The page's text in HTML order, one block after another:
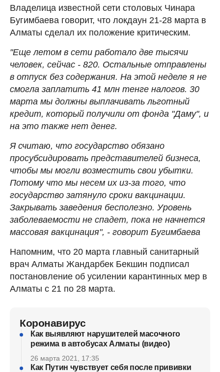
Владелица известной сети столовых Чинара
Бугимбаева говорит, что локдаун 21-28 марта в
Алматы сделал их положение критическим.
"Еще летом в сети работало две тысячи
человек, сейчас - 820. Остальные отправлены
в отпуск без содержания. На этой неделе я не
смогла заплатить 41 млн тенге налогов. 30
марта мы должны выплачивать льготный
кредит, который получили от фонда "Даму", и
на это также нет денег.
Я считаю, что государство обязано
просубсидировать представителей бизнеса,
чтобы мы могли возместить свои убытки.
Потому что мы несем их из-за того, что
государство затянуло сроки вакцинации.
Закрывать заведения бесполезно. Уровень
заболеваемости не спадет, пока не начнется
массовая вакцинация", - говорит Бугимбаева
Напомним, что 20 марта главный санитарный
врач Алматы Жандарбек Бекшин подписал
постановление об усилении карантинных мер в
Алматы с 21 по 28 марта.
Коронавирус
Как выявляют нарушителей масочного
режима в автобусах Алматы (видео)
26 марта 2021, 17:35
Как Путин чувствует себя после прививки